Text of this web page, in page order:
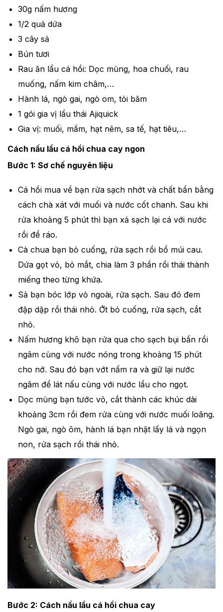
30g nấm hương
1/2 quả dứa
3 cây sả
Bún tươi
Rau ăn lẩu cá hồi: Dọc mùng, hoa chuối, rau
muống, nấm kim châm,…
Hành lá, ngò gai, ngò om, tỏi băm
1 gói gia vị lẩu thái Ajiquick
Gia vị: muối, mắm, hạt nêm, sa tế, hạt tiêu,…
Cách nấu lẩu cá hồi chua cay ngon
Bước 1: Sơ chế nguyên liệu
Cá hồi mua về bạn rửa sạch nhớt và chất bẩn bằng
cách chà xát với muối và nước cốt chanh. Sau khi
rửa khoảng 5 phút thì bạn xả sạch lại cá với nước
rồi để ráo.
Cà chua bạn bỏ cuống, rửa sạch rồi bổ múi cau.
Dứa gọt vỏ, bỏ mắt, chia làm 3 phần rồi thái thành
miếng theo từng khứa.
Sả bạn bóc lớp vỏ ngoài, rửa sạch. Sau đó đem
đập dập rồi thái nhỏ. Ớt bỏ cuống, rửa sạch, cắt
nhỏ.
Nấm hương khô bạn rửa qua cho sạch bụi bẩn rồi
ngâm cùng với nước nóng trong khoảng 15 phút
cho nở. Sau đó bạn vớt nấm ra và giữ lại nước
ngâm để lát nấu cùng với nước lẩu cho ngọt.
Dọc mùng bạn tước vỏ, cắt thành các khúc dài
khoảng 3cm rồi đem rửa cùng với nước muối loãng.
Ngò gai, ngò ôm, hành lá bạn nhặt lấy lá và ngọn
non, rửa sạch rồi thái nhỏ.
Bước 2: Cách nấu lẩu cá hồi chua cay